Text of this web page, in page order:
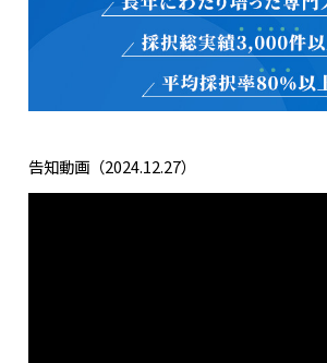
告知動画（2024.12.27）